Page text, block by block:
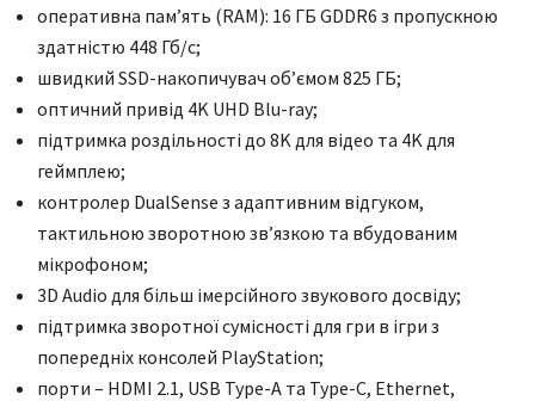
оперативна пам’ять (RAM): 16 ГБ GDDR6 з пропускною
здатністю 448 Гб/с;
швидкий SSD-накопичувач об’ємом 825 ГБ;
оптичний привід 4K UHD Blu-ray;
підтримка роздільності до 8K для відео та 4K для
геймплею;
контролер DualSense з адаптивним відгуком,
тактильною зворотною зв’язкою та вбудованим
мікрофоном;
3D Audio для більш імерсійного звукового досвіду;
підтримка зворотної сумісності для гри в ігри з
попередніх консолей PlayStation;
порти – HDMI 2.1, USB Type-A та Type-C, Ethernet,